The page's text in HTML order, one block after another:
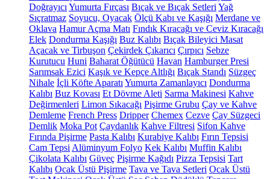
Doğrayıcı Yumurta Fırçası Bıçak ve Bıçak Setleri Yağ
Sıçratmaz Soyucu, Oyacak Ölçü Kabı ve Kaşığı Merdane ve
Oklava Hamur Açma Matı Fındık Kıracağı ve Ceviz Kıracağı
Elek Dondurma Kaşığı Buz Kalıbı Bıçak Bileyici Masat
Açacak ve Tirbuşon Çekirdek Çıkarıcı Çırpıcı Sebze
Kurutucu Huni Baharat Öğütücü Havan Hamburger Presi
Sarımsak Ezici Kaşık ve Kepçe Altlığı Bıçak Standı Süzgeç
Nihale İçli Köfte Aparatı Yumurta Zamanlayıcı Dondurma
Kalıbı Buz Kovası Et Dövme Aleti Sarma Makinesi Kahve
Değirmenleri Limon Sıkacağı Pişirme Grubu Çay ve Kahve
Demleme French Press Dripper Chemex Cezve Çay Süzgeci
Demlik Moka Pot Çaydanlık Kahve Filtresi Sifon Kahve
Fırında Pişirme Pasta Kalıbı Kurabiye Kalıbı Fırın Tepsisi
Cam Tepsi Alüminyum Folyo Kek Kalıbı Muffin Kalıbı
Çikolata Kalıbı Güveç Pişirme Kağıdı Pizza Tepsisi Tart
Kalıbı Ocak Üstü Pişirme Tava ve Tava Setleri Ocak Üstü